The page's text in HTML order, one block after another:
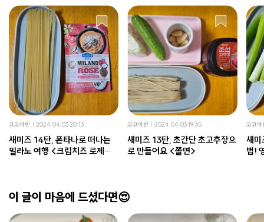
코코아린 2024.04.03 20:13
새미즈 14탄, 폰타나로 떠나는
밀라노 여행 <크림치즈 로제파
코코아린 2024.04.03 19:35
새미즈 13탄, 초간단 초고추장으
로 만들어요 <쫄면>
코코아
새미
법!
이 글이 마음에 드셨다면😍